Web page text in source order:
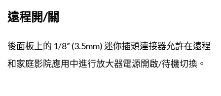
遠程開/關
後面板上的 1/8” (3.5mm) 迷你插頭連接器允許在遠程
和家庭影院應用中進行放大器電源開啟/待機切換。